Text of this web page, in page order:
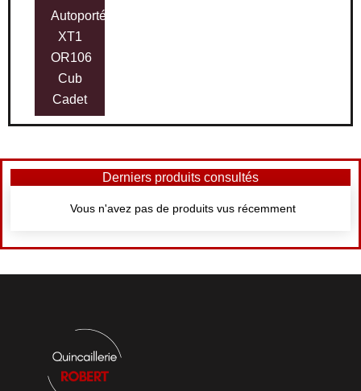
Autoportée
XT1
OR106
Cub
Cadet
Derniers produits consultés
Vous n'avez pas de produits vus récemment